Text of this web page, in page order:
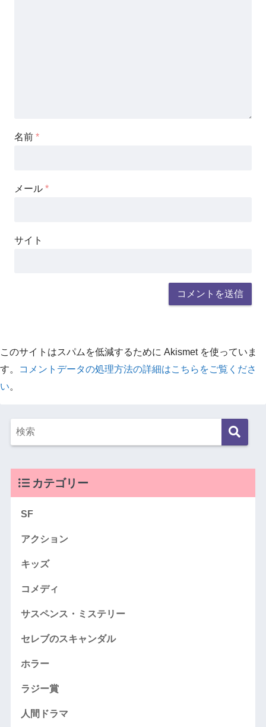
名前 *
メール *
サイト
このサイトはスパムを低減するために Akismet を使っていま
す。
コメントデータの処理方法の詳細はこちらをご覧くださ
い。
カテゴリー
SF
アクション
キッズ
コメディ
サスペンス・ミステリー
セレブのスキャンダル
ホラー
ラジー賞
人間ドラマ